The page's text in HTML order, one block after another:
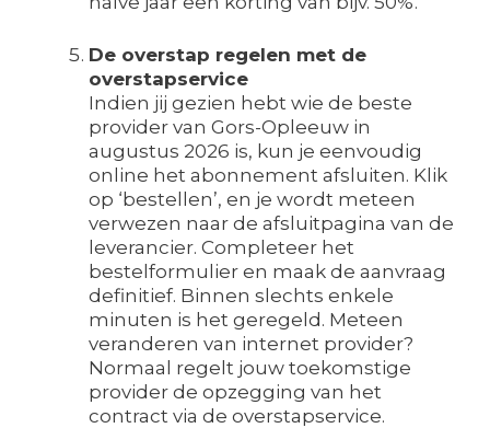
De overstap regelen met de
overstapservice
Indien jij gezien hebt wie de beste
provider van Gors-Opleeuw in
augustus 2026 is, kun je eenvoudig
online het abonnement afsluiten. Klik
op ‘bestellen’, en je wordt meteen
verwezen naar de afsluitpagina van de
leverancier. Completeer het
bestelformulier en maak de aanvraag
definitief. Binnen slechts enkele
minuten is het geregeld. Meteen
veranderen van internet provider?
Normaal regelt jouw toekomstige
provider de opzegging van het
contract via de overstapservice.